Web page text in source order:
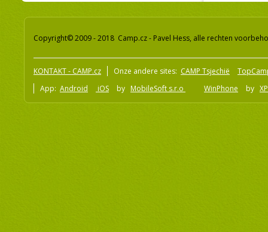
Copyright© 2009 - 2018 Camp.cz - Pavel Hess, alle rechten
KONTAKT - CAMP.cz Onze andere sites: CAMP Tsjechië
App: Android iOS by MobileSoft s.r.o WinPhone by